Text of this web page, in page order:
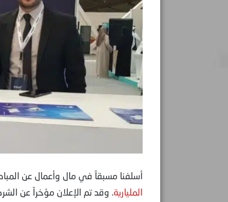
أسلفنا مسبقاً في مال وأعمال عن
المليارية. وقد تم الإعلان مؤخراً عن